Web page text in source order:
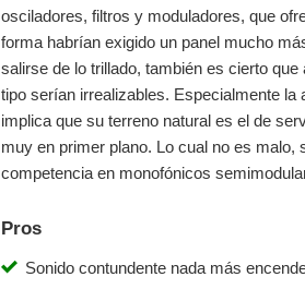
osciladores, filtros y moduladores, que
forma habrían exigido un panel mucho
salirse de lo trillado, también es cierto
tipo serían irrealizables. Especialmente
implica que su terreno natural es el de
muy en primer plano. Lo cual no es
competencia en monofónicos
Pros
Sonido contundente nada más